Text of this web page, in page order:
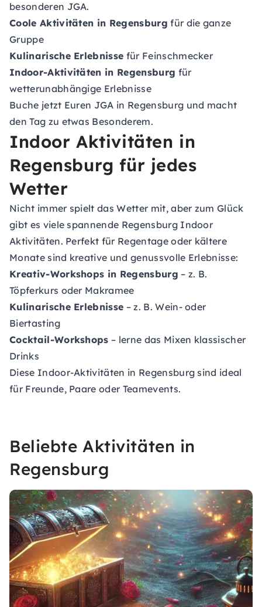
besonderen JGA.
Coole Aktivitäten in Regensburg für die ganze
Gruppe
Kulinarische Erlebnisse für Feinschmecker
Indoor-Aktivitäten in Regensburg für
wetterunabhängige Erlebnisse
Buche jetzt Euren JGA in Regensburg und macht
den Tag zu etwas Besonderem.
Indoor Aktivitäten in
Regensburg für jedes
Wetter
Nicht immer spielt das Wetter mit, aber zum Glück
gibt es viele spannende Regensburg Indoor
Aktivitäten. Perfekt für Regentage oder kältere
Monate sind kreative und genussvolle Erlebnisse:
Kreativ-Workshops in Regensburg – z. B.
Töpferkurs oder Makramee
Kulinarische Erlebnisse – z. B. Wein- oder
Biertasting
Cocktail-Workshops – lerne das Mixen klassischer
Drinks
Diese Indoor-Aktivitäten in Regensburg sind ideal
für Freunde, Paare oder Teamevents.
Beliebte Aktivitäten in
Regensburg